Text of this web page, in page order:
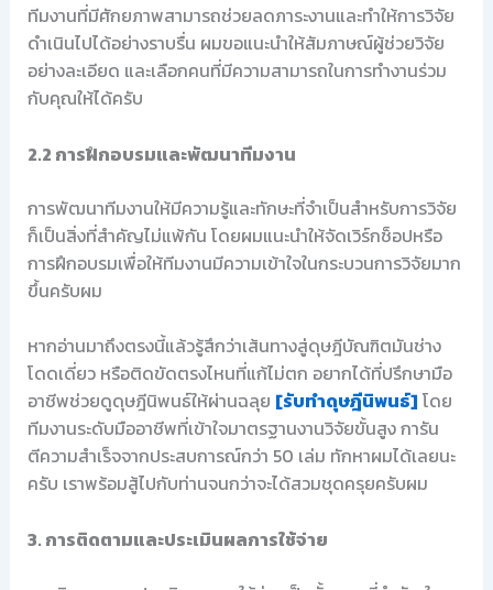
ทีมงานที่มีศักยภาพสามารถช่วยลดภาระงานและทำให้การวิจัย
ดำเนินไปได้อย่างราบรื่น ผมขอแนะนำให้สัมภาษณ์ผู้ช่วยวิจัย
อย่างละเอียด และเลือกคนที่มีความสามารถในการทำงานร่วม
กับคุณให้ได้ครับ
2.2 การฝึกอบรมและพัฒนาทีมงาน
การพัฒนาทีมงานให้มีความรู้และทักษะที่จำเป็นสำหรับการวิจัย
ก็เป็นสิ่งที่สำคัญไม่แพ้กัน โดยผมแนะนำให้จัดเวิร์กช็อปหรือ
การฝึกอบรมเพื่อให้ทีมงานมีความเข้าใจในกระบวนการวิจัยมาก
ขึ้นครับผม
หากอ่านมาถึงตรงนี้แล้วรู้สึกว่าเส้นทางสู่ดุษฎีบัณฑิตมันช่าง
โดดเดี่ยว หรือติดขัดตรงไหนที่แก้ไม่ตก อยากได้ที่ปรึกษามือ
อาชีพช่วยดูดุษฎีนิพนธ์ให้ผ่านฉลุย [รับทำดุษฎีนิพนธ์] โดย
ทีมงานระดับมืออาชีพที่เข้าใจมาตรฐานงานวิจัยขั้นสูง การัน
ตีความสำเร็จจากประสบการณ์กว่า 50 เล่ม ทักหาผมได้เลยนะ
ครับ เราพร้อมสู้ไปกับท่านจนกว่าจะได้สวมชุดครุยครับผม
3. การติดตามและประเมินผลการใช้จ่าย